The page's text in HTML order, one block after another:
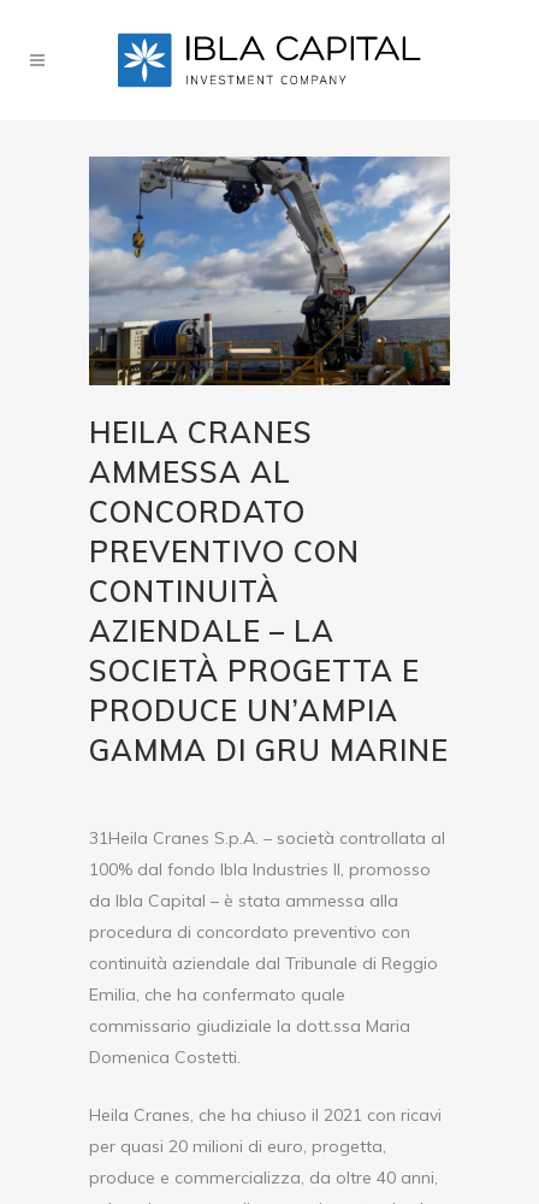
HEILA CRANES
AMMESSA AL
CONCORDATO
PREVENTIVO CON
CONTINUITÀ
AZIENDALE – LA
SOCIETÀ PROGETTA E
PRODUCE UN’AMPIA
GAMMA DI GRU MARINE
31Heila Cranes S.p.A. – società controllata al
100% dal fondo Ibla Industries II, promosso
da Ibla Capital – è stata ammessa alla
procedura di concordato preventivo con
continuità aziendale dal Tribunale di Reggio
Emilia, che ha confermato quale
commissario giudiziale la dott.ssa Maria
Domenica Costetti.
Heila Cranes, che ha chiuso il 2021 con ricavi
per quasi 20 milioni di euro, progetta,
produce e commercializza, da oltre 40 anni,